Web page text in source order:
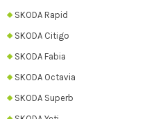
SKODA Rapid
SKODA Citigo
SKODA Fabia
SKODA Octavia
SKODA Superb